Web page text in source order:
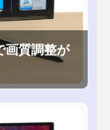
画質調整が